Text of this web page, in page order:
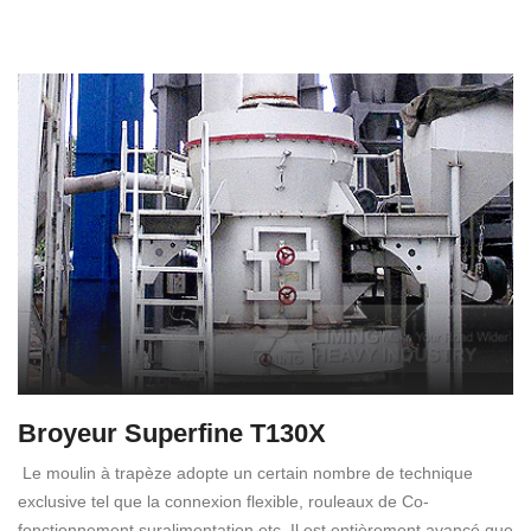
Broyeur Superfine T130X
Le moulin à trapèze adopte un certain nombre de technique
exclusive tel que la connexion flexible, rouleaux de Co-